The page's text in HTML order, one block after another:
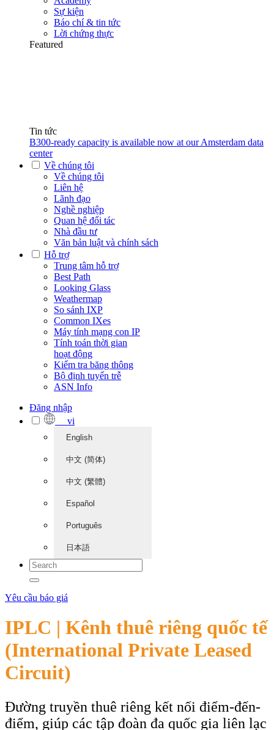
Sự kiện
Báo chí & tin tức
Lời chứng thực
Featured
Tin tức
B300-ready capacity is available now at our Amsterdam data
center
Về chúng tôi
Về chúng tôi
Liên hệ
Lãnh đạo
Nghề nghiệp
Quan hệ đối tác
Nhà đầu tư
Văn bản luật và chính sách
Hỗ trợ
Trung tâm hỗ trợ
Best Path
Looking Glass
Weathermap
So sánh IXP
Common IXes
Máy tính mạng con IP
Tính toán thời gian
hoạt động
Kiểm tra băng thông
Bộ định tuyến trễ
ASN Info
Đăng nhập
vi
English
中文 (简体)
中文 (繁體)
Español
Português
日本語
Yêu cầu báo giá
IPLC | Kênh thuê riêng quốc tế
(International Private Leased
Circuit)
Đường truyền thuê riêng kết nối điểm-đến-
điểm, giúp các tập đoàn đa quốc gia liên lạc